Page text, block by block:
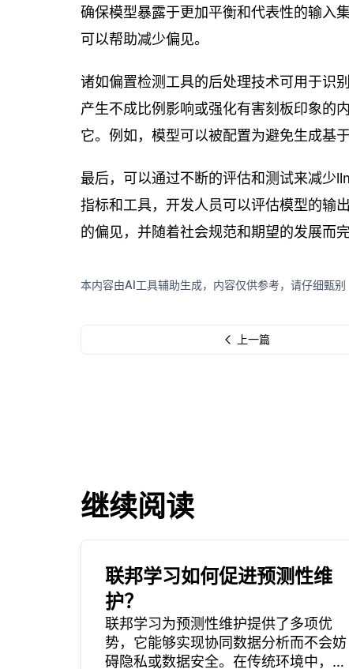
确保模型暴露于更加平衡和代表性的输入
可以帮助减少偏见。
诸如偏置检测工具的后处理技术可用于识
产生不成比例影响或强化有害刻板印象的
它。例如，模型可以被配置为避免生成基
最后，可以通过不断的评估和测试来减少
指标和工具，开发人员可以评估模型的输
的偏见，并随着社会规范和期望的发展而
本内容由AI工具辅助生成，内容仅供参考，请仔细甄别
上一篇
继续阅读
联邦学习如何促进预测性维
护？
联邦学习为预测性维护提供了多项优
势，它能够实现协同数据分析而不会妨
碍隐私或数据安全。在传统环境中，需